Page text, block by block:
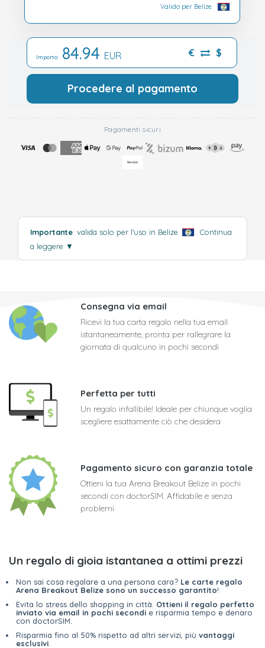
Valido per Belize
Importo: 84.94 EUR € $
Procedere al pagamento
Pagamenti sicuri
Importante: valida solo per l'uso in Belize
Continua
a leggere ▼
Consegna via email
Ricevi la tua carta regalo nella tua email
istantaneamente, pronta per rallegrare la
giornata di qualcuno in pochi secondi
Perfetta per tutti
Un regalo infallibile! Ideale per chiunque voglia
scegliere esattamente ciò che desidera
Pagamento sicuro con garanzia totale
Ottieni la tua Arena Breakout Belize in pochi
secondi con doctorSIM. Affidabile e senza
problemi
Un regalo di gioia istantanea a ottimi prezzi
Non sai cosa regalare a una persona cara? Le carte regalo
Arena Breakout Belize sono un successo garantito!
Evita lo stress dello shopping in città. Ottieni il regalo perfetto
inviato via email in pochi secondi e risparmia tempo e denaro
con doctorSIM.
Risparmia fino al 50% rispetto ad altri servizi, più vantaggi
esclusivi